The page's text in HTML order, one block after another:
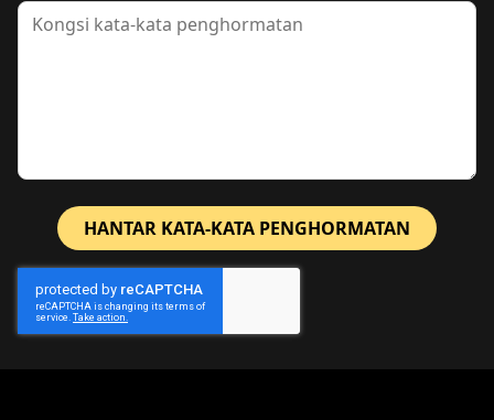
Kata-kata penghormatan
HANTAR KATA-KATA PENGHORMATAN